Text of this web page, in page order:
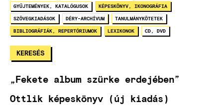
GYŰJTEMÉNYEK, KATALÓGUSOK KÉPESKÖNYV, IKONOGRÁFIA
SZÖVEGKIADÁSOK DÉRY-ARCHÍVUM TANULMÁNYKÖTETEK
BIBLIOGRÁFIÁK, REPERTÓRIUMOK LEXIKONOK CD, DVD
„Fekete album szürke erdejében”
Ottlik képeskönyv (új kiadás)